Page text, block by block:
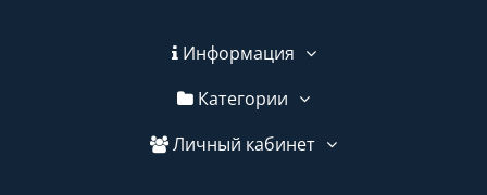
Информация
Категории
Личный кабинет